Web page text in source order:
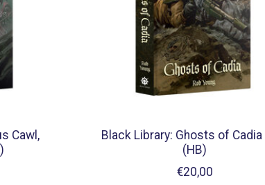
Cawl,
Black Library: Ghosts of Cadia
(HB)
€20,00